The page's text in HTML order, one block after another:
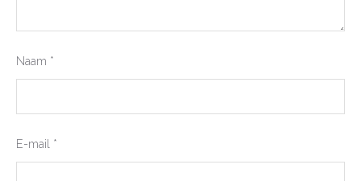
Naam *
E-mail *